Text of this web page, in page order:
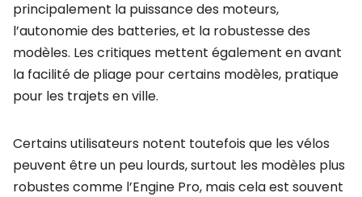
principalement la puissance des moteurs,
l’autonomie des batteries, et la robustesse des
modèles. Les critiques mettent également en avant
la facilité de pliage pour certains modèles, pratique
pour les trajets en ville.
Certains utilisateurs notent toutefois que les vélos
peuvent être un peu lourds, surtout les modèles plus
robustes comme l’Engine Pro, mais cela est souvent